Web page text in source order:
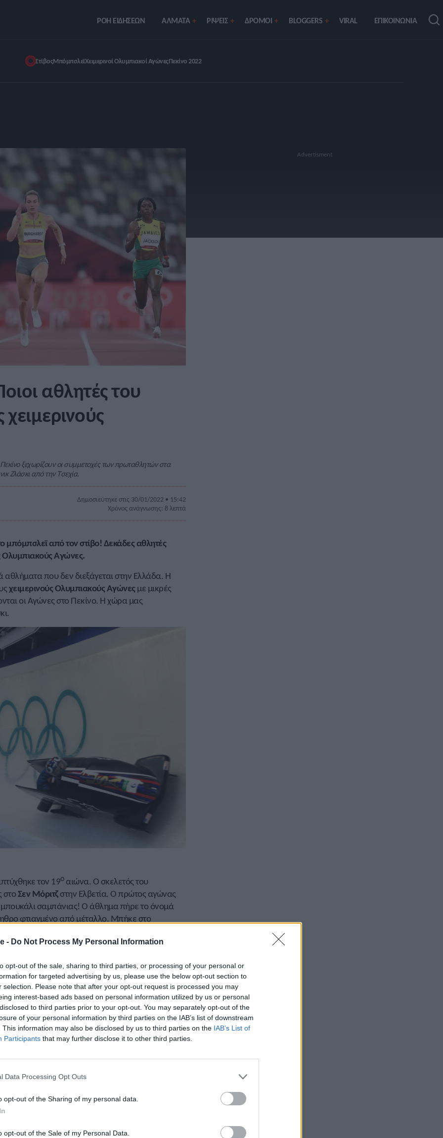
- Do Not Process My Personal Information
opt-out of the sale, sharing to third parties, or processing of your personal or
for targeted advertising by us, please use the below opt-out section to
selection. Please note that after your opt-out request is processed you may
interest-based ads based on personal information utilized by us or personal
to third parties prior to your opt-out. You may separately opt-out of the
of your personal information by third parties on the IAB’s list of downstream
This information may also be disclosed by us to third parties on the IAB’s List of
Participants that may further disclose it to other third parties.
Data Processing Opt Outs
opt-out of the Sharing of my personal data.
opt-out of the Sale of my Personal Data.
ΡΟΗ ΕΙΔΗΣΕΩΝ ΑΛΜΑΤΑ ΡIΨΕΙΣ ΔΡΟΜΟΙ BLOGGERS VIRAL ΕΠΙΚΟΙΝΩΝΙΑ
ΣτίβοςΜπόμπσλεϊΧειμερινοί Ολυμπιακοί ΑγώνεςΠεκίνο 2022
αθλητές του
ξεχωρίζουν οι συμμετοχές των πρωταθλητών στα
Ζλάσκι από την Τσεχία.
Δημοσιεύτηκε στις 30/01/2022 • 15:42
Χρόνος ανάγνωσης: 8 λεπτά
μπόμπσλεϊ από τον στίβο! Δεκάδες αθλητές
Ολυμπιακούς Αγώνες.
αθλήματα που δεν διεξάγεται στην Ελλάδα. Η
χειμερινούς Ολυμπιακούς Αγώνεςμε μικρές
οι Αγώνες στο Πεκίνο. Η χώρα μας
τον 19οαιώνα. Ο σκελετός του
στοΣεν Μόριτζστην Ελβετία. Ο πρώτος αγώνας
μπουκάλι σαμπάνιας! Ο άθλημα πήρε το όνομά
φτιαγμένο από μέταλλο. Μπήκε στο
στο
ακουμπάει μπρούμυτα και αναπτύσσει
ότι μοιάζει σαν σκελετός και το
ατομικό, δύο ή τέσσερα άτομα. Οι
τον υπολογισμό της τελικής κατάταξης. Έχουν
του δευτερολέπτου.
είναι μέλος της με την Ελληνική Ομοσπονδία
αθλητές του στίβου ασχολούνται με το
αρχικά με τον στίβο και στη συνέχεια
το σκέλετον. Χαρακτηριστικό που χρειάζεται
και η δύναμη.
οι περισσότεροι αθλητές που μετέχουν είναι
και στο σπρώχνουν.